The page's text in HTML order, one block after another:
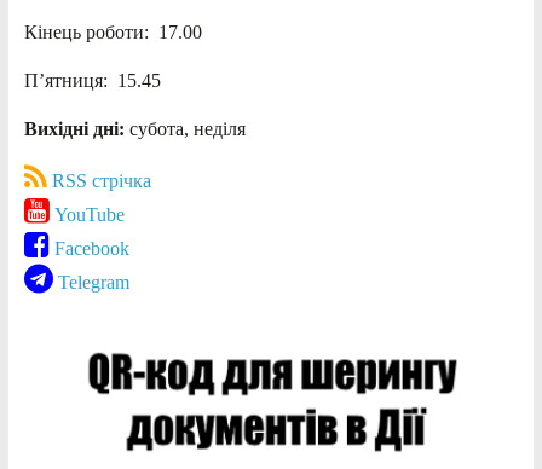
Кінець роботи: 17.00
П’ятниця: 15.45
Вихідні дні: субота, неділя
RSS стрічка
YouTube
Facebook
Telegram